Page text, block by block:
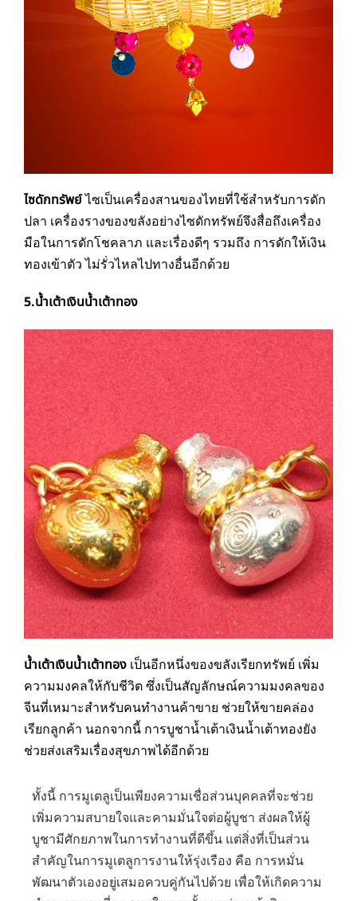
ไซดักทรัพย์ไซเป็นเครื่องสานของไทยที่ใช้สำหรับการดัก
ปลา เครื่องรางของขลังอย่างไซดักทรัพย์จึงสื่อถึงเครื่อง
มือในการดักโชคลาภ และเรื่องดีๆ รวมถึง การดักให้เงิน
ทองเข้าตัว ไม่รั่วไหลไปทางอื่นอีกด้วย
5.น้ำเต้าเงินน้ำเต้าทอง
น้ำเต้าเงินน้ำเต้าทอง เป็นอีกหนึ่งของขลังเรียกทรัพย์ เพิ่ม
ความมงคลให้กับชีวิต ซึ่งเป็นสัญลักษณ์ความมงคลของ
จีนที่เหมาะสำหรับคนทำงานค้าขาย ช่วยให้ขายคล่อง
เรียกลูกค้า นอกจากนี้ การบูชาน้ำเต้าเงินน้ำเต้าทองยัง
ช่วยส่งเสริมเรื่องสุขภาพได้อีกด้วย
ทั้งนี้ การมูเตลูเป็นเพียงความเชื่อส่วนบุคคลที่จะช่วย
เพิ่มความสบายใจและคามมั่นใจต่อผู้บูชา ส่งผลให้ผู้
บูชามีศักยภาพในการทำงานที่ดีขึ้น แต่สิ่งที่เป็นส่วน
สำคัญในการมูเตลูการงานให้รุ่งเรือง คือ การหมั่น
พัฒนาตัวเองอยู่เสมอควบคู่กันไปด้วย เพื่อให้เกิดความ